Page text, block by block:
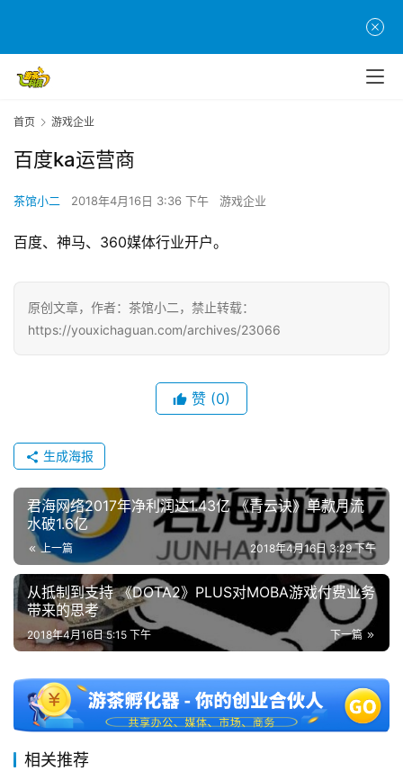
游
茶
创
游
业
界
手
机
游
游
戏
休
闲
游
戏
0
第
十
三
首页 游戏企业
百度ka运营商
茶馆小二 2018年4月16日 3:36 下午 游戏企业
百度、神马、360媒体行业开户。
原创文章，作者：茶馆小二，禁止转载：
https://youxichaguan.com/archives/23066
赞 (0)
生成海报
君海网络2017年净利润达1.43亿 《青云诀》单款月流
水破1.6亿
上一篇 2018年4月16日 3:29 下午
从抵制到支持 《DOTA2》PLUS对MOBA游戏付费业务
带来的思考
下一篇
2018年4月16日 5:15 下午
相关推荐